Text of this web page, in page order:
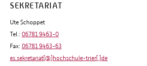
SEKRETARIAT
Ute Schoppet
Tel.: 06781 9463-0
Fax: 06781 9463-63
es.sekretariat[@]hochschule-trier[.]de